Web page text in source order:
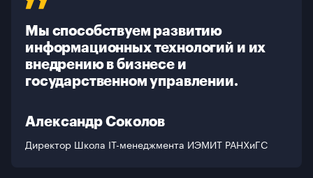
Мы способствуем развитию
информационных технологий и их
внедрению в бизнесе и
государственном управлении.
Александр Соколов
Директор Школа IT-менеджмента ИЭМИТ РАНХиГС